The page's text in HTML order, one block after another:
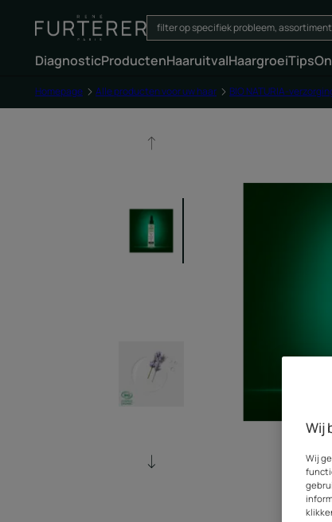
DiagnosticProductenHaaruitvalHaargroeiTips
Homepage Alle producten voor uw haar BIO NATURIA-
Wij
Wij